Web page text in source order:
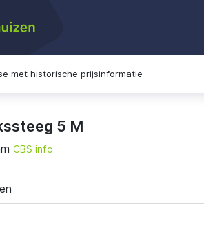
met historische prijsinformatie
5 M
CBS info